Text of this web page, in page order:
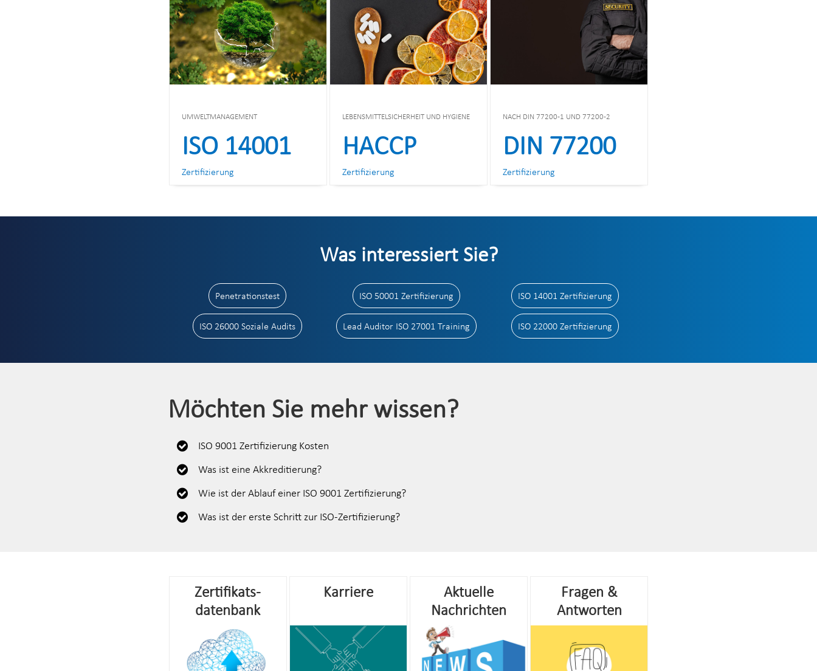
UMWELTMANAGEMENT
ISO 14001
Zertifizierung
LEBENSMITTELSICHERHEIT UND HYGIENE
HACCP
Zertifizierung
NACH DIN 77200-1 UND 77200-2
DIN 77200
Zertifizierung
Was interessiert Sie?
Penetrationstest ISO 50001 Zertifizierung ISO 14001 Zertifizierung
ISO 26000 Soziale Audits Lead Auditor ISO 27001 Training ISO 22000 Zertifizierung
Möchten Sie mehr wissen?
ISO 9001 Zertifizierung Kosten
Was ist eine Akkreditierung?
Wie ist der Ablauf einer ISO 9001 Zertifizierung?
Was ist der erste Schritt zur ISO-Zertifizierung?
Zertifikats-
datenbank
Karriere
Aktuelle
Nachrichten
Fragen &
Antworten